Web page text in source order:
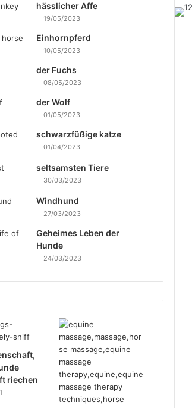
hässlicher Affe
19/05/2023
Einhornpferd
10/05/2023
der Fuchs
08/05/2023
der Wolf
01/05/2023
schwarzfüßige katze
01/04/2023
seltsamsten Tiere
30/03/2023
Windhund
27/03/2023
Geheimes Leben der
Hunde
24/03/2023
riechen